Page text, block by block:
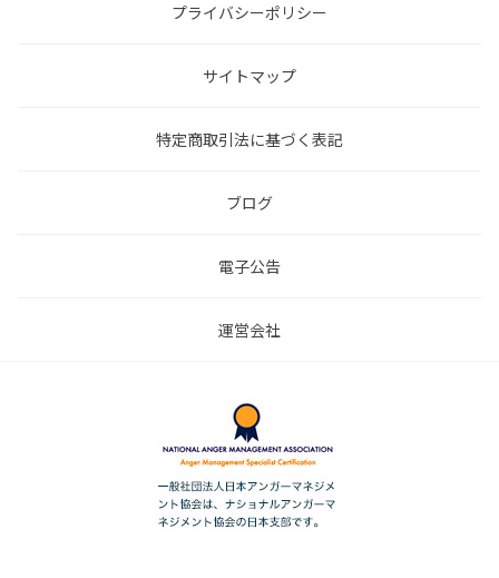
プライバシーポリシー
サイトマップ
特定商取引法に基づく表記
ブログ
電子公告
運営会社